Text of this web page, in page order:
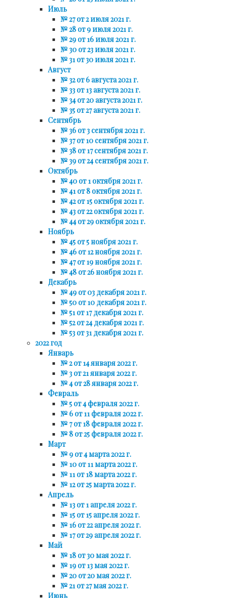
Июль
№ 27 от 2 июля 2021 г.
№ 28 от 9 июля 2021 г.
№ 29 от 16 июля 2021 г.
№ 30 от 23 июля 2021 г.
№ 31 от 30 июля 2021 г.
Август
№ 32 от 6 августа 2021 г.
№ 33 от 13 августа 2021 г.
№ 34 от 20 августа 2021 г.
№ 35 от 27 августа 2021 г.
Сентябрь
№ 36 от 3 сентября 2021 г.
№ 37 от 10 сентября 2021 г.
№ 38 от 17 сентября 2021 г.
№ 39 от 24 сентября 2021 г.
Октябрь
№ 40 от 1 октября 2021 г.
№ 41 от 8 октября 2021 г.
№ 42 от 15 октября 2021 г.
№ 43 от 22 октября 2021 г.
№ 44 от 29 октября 2021 г.
Ноябрь
№ 45 от 5 ноября 2021 г.
№ 46 от 12 ноября 2021 г.
№ 47 от 19 ноября 2021 г.
№ 48 от 26 ноября 2021 г.
Декабрь
№ 49 от 03 декабря 2021 г.
№ 50 от 10 декабря 2021 г.
№ 51 от 17 декабря 2021 г.
№ 52 от 24 декабря 2021 г.
№ 53 от 31 декабря 2021 г.
2022 год
Январь
№ 2 от 14 января 2022 г.
№ 3 от 21 января 2022 г.
№ 4 от 28 января 2022 г.
Февраль
№ 5 от 4 февраля 2022 г.
№ 6 от 11 февраля 2022 г.
№ 7 от 18 февраля 2022 г.
№ 8 от 25 февраля 2022 г.
Март
№ 9 от 4 марта 2022 г.
№ 10 от 11 марта 2022 г.
№ 11 от 18 марта 2022 г.
№ 12 от 25 марта 2022 г.
Апрель
№ 13 от 1 апреля 2022 г.
№ 15 от 15 апреля 2022 г.
№ 16 от 22 апреля 2022 г.
№ 17 от 29 апреля 2022 г.
Май
№ 18 от 30 мая 2022 г.
№ 19 от 13 мая 2022 г.
№ 20 от 20 мая 2022 г.
№ 21 от 27 мая 2022 г.
Июнь